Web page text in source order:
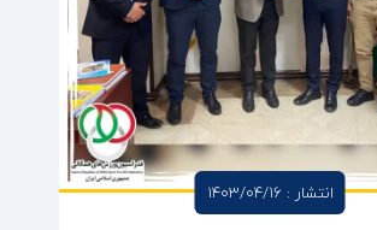
انتشار : 1403/04/16